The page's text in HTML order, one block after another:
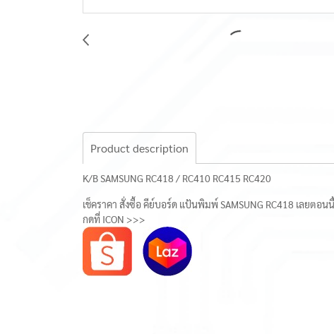
Product description
K/B SAMSUNG RC418 / RC410 RC415 RC420
เช็คราคา สั่งซื้อ คีย์บอร์ด แป้นพิมพ์ SAMSUNG RC418 เลยตอนนี้
กดที่ ICON >>>